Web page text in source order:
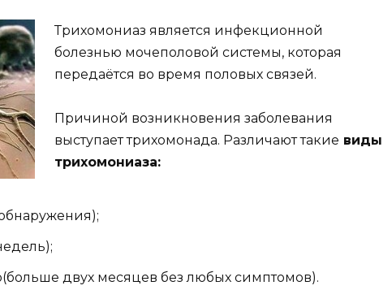
Трихомониаз является инфекционной
болезнью мочеполовой системы, которая
передаётся во время половых связей.
Причиной возникновения заболевания
выступает трихомонада. Различают такие виды
трихомониаза:
двух месяцев без любых симптомов).